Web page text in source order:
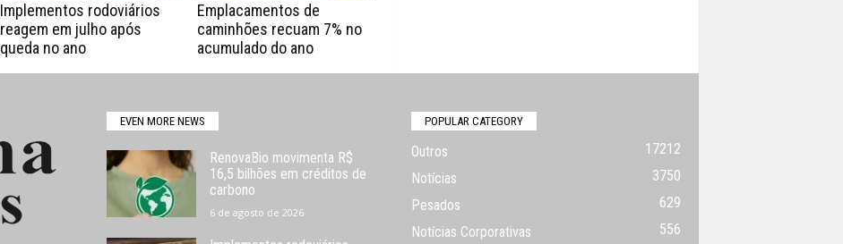
Implementos rodoviários
reagem em julho após
queda no ano
Emplacamentos de
caminhões recuam 7% no
acumulado do ano
EVEN MORE NEWS
RenovaBio movimenta R$
16,5 bilhões em créditos de
carbono
6 de agosto de 2026
POPULAR CATEGORY
Outros
17212
Notícias
3750
Pesados
629
Notícias Corporativas
556